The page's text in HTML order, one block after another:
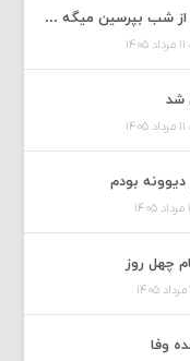
دانلود آهنگ یوسف زمانی به نام از شب بپرسین میگه چه روزگاری دارم
شد
بودم
چهل روز
وفا